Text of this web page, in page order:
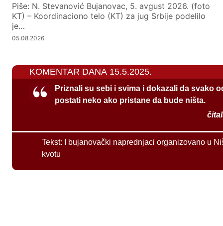
Piše: N. Stevanović Bujanovac, 5. avgust 2026. (foto
KT) – Koordinaciono telo (KT) za jug Srbije podelilo
je…
05.08.2026.
KOMENTAR DANA 15.5.2025.
Priznali su sebi i svima i dokazali da svako
postati neko ako pristane da bude ništa.
Tekst:
I bujanovački naprednjaci organizovano u
kvotu